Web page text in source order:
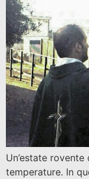
Un’estate
temperature. In